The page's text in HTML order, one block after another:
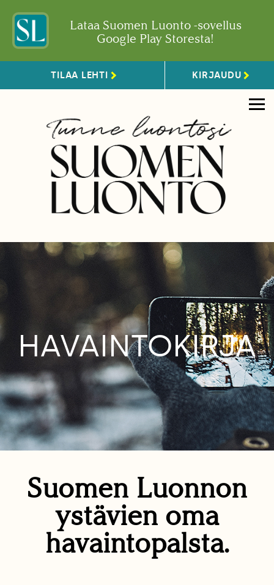
Lataa Suomen Luonto -sovellus
Google Play Storesta!
TILAA LEHTI KIRJAUDU
HAVAINTOKIRJA
Suomen Luonnon
ystävien oma
havaintopalsta.